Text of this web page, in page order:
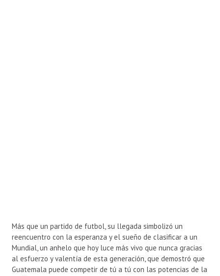
Más que un partido de futbol, su llegada simbolizó un
reencuentro con la esperanza y el sueño de clasificar a un
Mundial, un anhelo que hoy luce más vivo que nunca gracias
al esfuerzo y valentía de esta generación, que demostró que
Guatemala puede competir de tú a tú con las potencias de la